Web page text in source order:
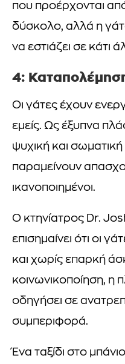
που προέρχονται
δύσκολο, αλλά η
να εστιάζει σε κάτι
4:
Οι γάτες έχουν
εμείς. Ως έξυπνα
ψυχική και σωματική
παραμείνουν
ικανοποιημένοι.
Ο κτηνίατρος Dr.
επισημαίνει ότι οι
και χωρίς επαρκή
κοινωνικοποίηση, η
οδηγήσει σε
συμπεριφορά.
Ένα ταξίδι στο